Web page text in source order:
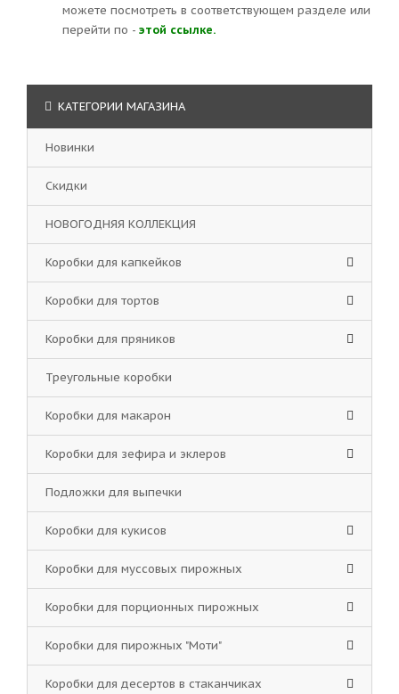
можете посмотреть в соответствующем разделе или
перейти по - этой ссылке.
КАТЕГОРИИ МАГАЗИНА
Новинки
Скидки
НОВОГОДНЯЯ КОЛЛЕКЦИЯ
Коробки для капкейков
Коробки для тортов
Коробки для пряников
Треугольные коробки
Коробки для макарон
Коробки для зефира и эклеров
Подложки для выпечки
Коробки для кукисов
Коробки для муссовых пирожных
Коробки для порционных пирожных
Коробки для пирожных "Моти"
Коробки для десертов в стаканчиках